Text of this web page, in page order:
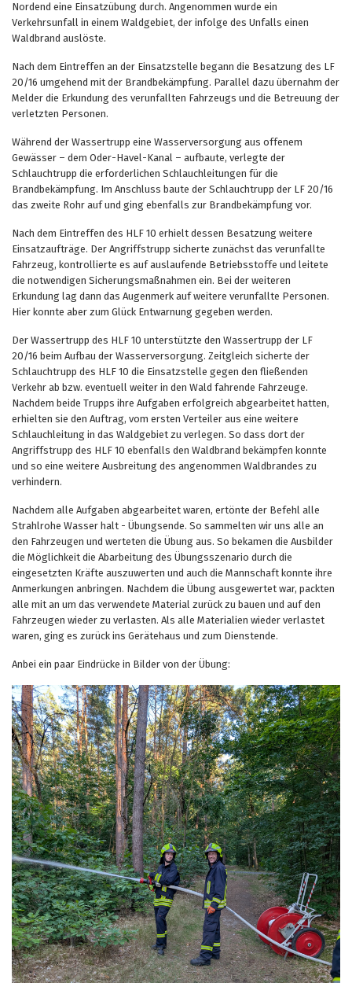
Nordend eine Einsatzübung durch. Angenommen wurde ein
Verkehrsunfall in einem Waldgebiet, der infolge des Unfalls einen
Waldbrand auslöste.
Nach dem Eintreffen an der Einsatzstelle begann die Besatzung des LF
20/16 umgehend mit der Brandbekämpfung. Parallel dazu übernahm der
Melder die Erkundung des verunfallten Fahrzeugs und die Betreuung der
verletzten Personen.
Während der Wassertrupp eine Wasserversorgung aus offenem
Gewässer – dem Oder-Havel-Kanal – aufbaute, verlegte der
Schlauchtrupp die erforderlichen Schlauchleitungen für die
Brandbekämpfung. Im Anschluss baute der Schlauchtrupp der LF 20/16
das zweite Rohr auf und ging ebenfalls zur Brandbekämpfung vor.
Nach dem Eintreffen des HLF 10 erhielt dessen Besatzung weitere
Einsatzaufträge. Der Angriffstrupp sicherte zunächst das verunfallte
Fahrzeug, kontrollierte es auf auslaufende Betriebsstoffe und leitete
die notwendigen Sicherungsmaßnahmen ein. Bei der weiteren
Erkundung lag dann das Augenmerk auf weitere verunfallte Personen.
Hier konnte aber zum Glück Entwarnung gegeben werden.
Der Wassertrupp des HLF 10 unterstützte den Wassertrupp der LF
20/16 beim Aufbau der Wasserversorgung. Zeitgleich sicherte der
Schlauchtrupp des HLF 10 die Einsatzstelle gegen den fließenden
Verkehr ab bzw. eventuell weiter in den Wald fahrende Fahrzeuge.
Nachdem beide Trupps ihre Aufgaben erfolgreich abgearbeitet hatten,
erhielten sie den Auftrag, vom ersten Verteiler aus eine weitere
Schlauchleitung in das Waldgebiet zu verlegen. So dass dort der
Angriffstrupp des HLF 10 ebenfalls den Waldbrand bekämpfen konnte
und so eine weitere Ausbreitung des angenommen Waldbrandes zu
verhindern.
Nachdem alle Aufgaben abgearbeitet waren, ertönte der Befehl alle
Strahlrohe Wasser halt - Übungsende. So sammelten wir uns alle an
den Fahrzeugen und werteten die Übung aus. So bekamen die Ausbilder
die Möglichkeit die Abarbeitung des Übungsszenario durch die
eingesetzten Kräfte auszuwerten und auch die Mannschaft konnte ihre
Anmerkungen anbringen. Nachdem die Übung ausgewertet war, packten
alle mit an um das verwendete Material zurück zu bauen und auf den
Fahrzeugen wieder zu verlasten. Als alle Materialien wieder verlastet
waren, ging es zurück ins Gerätehaus und zum Dienstende.
Anbei ein paar Eindrücke in Bilder von der Übung: